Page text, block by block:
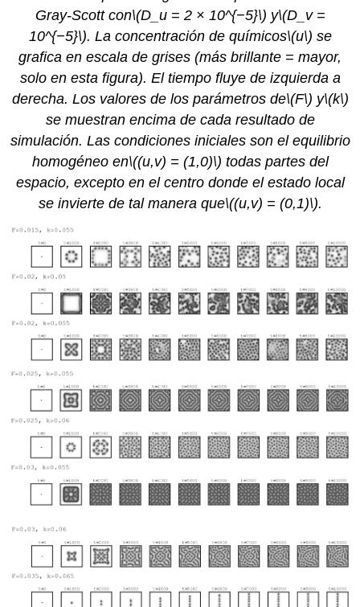
Gray-Scott con\(D_u = 2 × 10^{−5}\) y\(D_v =
10^{−5}\). La concentración de químicos\(u\) se
grafica en escala de grises (más brillante = mayor,
solo en esta figura). El tiempo fluye de izquierda a
derecha. Los valores de los parámetros de\(F\) y\(k\)
se muestran encima de cada resultado de
simulación. Las condiciones iniciales son el equilibrio
homogéneo en\((u,v) = (1,0)\) todas partes del
espacio, excepto en el centro donde el estado local
se invierte de tal manera que\((u,v) = (0,1)\).